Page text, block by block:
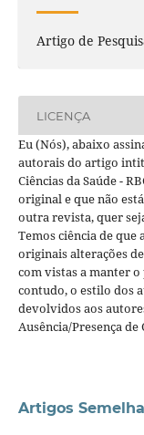
Artigo de
LICENÇA
Eu (Nós), abaixo
autorais do artigo
Ciências da Saúde -
original e que não
outra revista, quer
Temos ciência de
originais alterações
com vistas a manter
contudo, o estilo dos
devolvidos aos
Ausência/Presença
Artigos